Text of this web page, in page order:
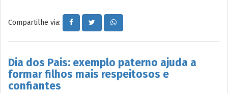
Compartilhe via:
Dia dos Pais: exemplo paterno ajuda a
formar filhos mais respeitosos e
confiantes